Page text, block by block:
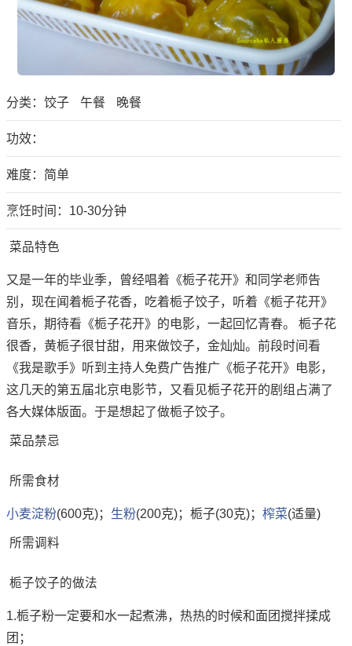
分类： 饺子 午餐 晚餐
功效：
难度：简单
烹饪时间：10-30分钟
菜品特色
又是一年的毕业季，曾经唱着《栀子花开》和同学老师告
别，现在闻着栀子花香，吃着栀子饺子，听着《栀子花开》
音乐，期待看《栀子花开》的电影，一起回忆青春。 栀子花
很香，黄栀子很甘甜，用来做饺子，金灿灿。前段时间看
《我是歌手》听到主持人免费广告推广《栀子花开》电影，
这几天的第五届北京电影节，又看见栀子花开的剧组占满了
各大媒体版面。于是想起了做栀子饺子。
菜品禁忌
所需食材
小麦淀粉(600克)； 生粉(200克)；栀子(30克)； 榨菜(适量)
所需调料
栀子饺子的做法
1.栀子粉一定要和水一起煮沸，热热的时候和面团搅拌揉成
团；